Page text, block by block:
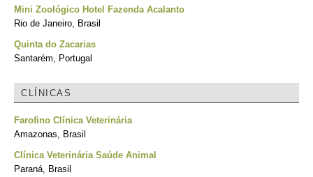
Mini Zoológico Hotel Fazenda Acalanto
Rio de Janeiro, Brasil
Quinta do Zacarias
Santarém, Portugal
CLÍNICAS
Farofino Clínica Veterinária
Amazonas, Brasil
Clínica Veterinária Saúde Animal
Paraná, Brasil